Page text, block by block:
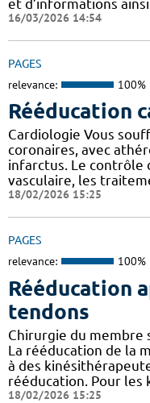
et d’informations
16/03/2026 14:54
PAGES
relevance: 100%
Rééducation
Cardiologie Vous
coronaires, avec
infarctus. Le contrôle
vasculaire, les
18/02/2026 15:25
PAGES
relevance: 100%
Rééducation
tendons
Chirurgie du membre
La rééducation de la
à des
rééducation. Pour les
18/02/2026 15:25